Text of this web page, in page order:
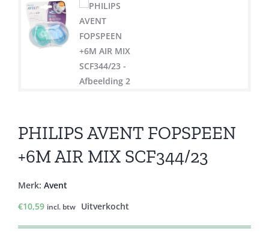
PHILIPS AVENT FOPSPEEN
+6M AIR MIX SCF344/23
Merk: Avent
€10,59 incl. btw Uitverkocht